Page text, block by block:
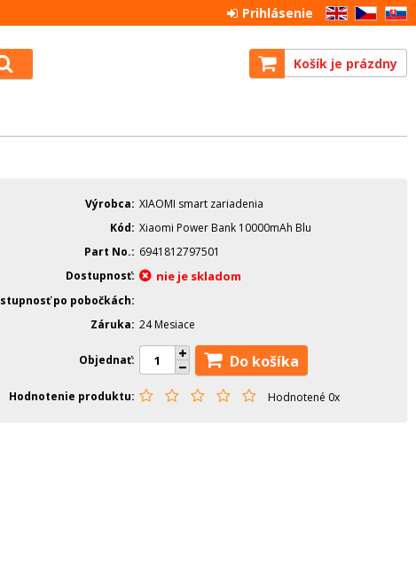
EN CZ SK
Prihlásenie
Košík je prázdny
Výrobca XIAOMI smart zariadenia
Kód Xiaomi Power Bank 10000mAh Blu
Part No.
6941812797501
Dostupnosť
nie je skladom
po pobočkách
Záruka 24 Mesiace
Objednať Do košíka
Hodnotenie produktu Hodnotené 0x